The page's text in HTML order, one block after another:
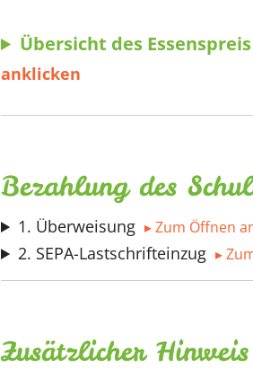
Übersicht des
Bezahlung des
1. Überweisung
2. SEPA-Lastschrifteinzug
Zusätzlicher